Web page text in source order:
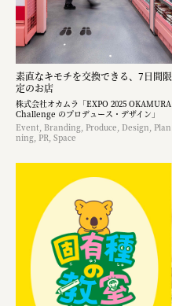
素直なキモチを交換できる、7日間限
定のお店
株式会社オカムラ「EXPO 2025 OKAMURA
Challenge のプロデュース・デザイン」
Event, Branding, Produce, Design, Plan
ning, PR, Space